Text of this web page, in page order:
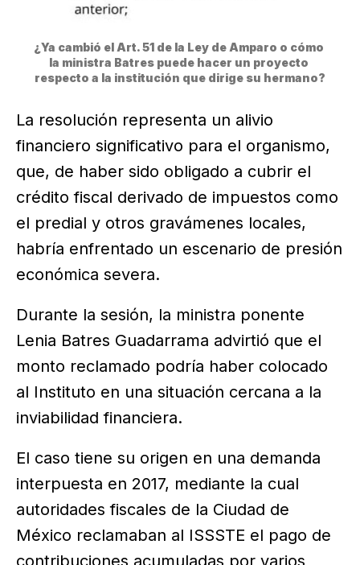
¿Ya cambió el Art. 51 de la Ley de Amparo o cómo
la ministra Batres puede hacer un proyecto
respecto a la institución que dirige su hermano?
La resolución representa un alivio
financiero significativo para el organismo,
que, de haber sido obligado a cubrir el
crédito fiscal derivado de impuestos como
el predial y otros gravámenes locales,
habría enfrentado un escenario de presión
económica severa.
Durante la sesión, la ministra ponente
Lenia Batres Guadarrama advirtió que el
monto reclamado podría haber colocado
al Instituto en una situación cercana a la
inviabilidad financiera.
El caso tiene su origen en una demanda
interpuesta en 2017, mediante la cual
autoridades fiscales de la Ciudad de
México reclamaban al ISSSTE el pago de
contribuciones acumuladas por varios